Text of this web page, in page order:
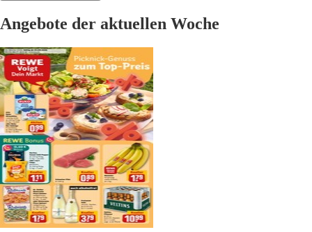
Angebote der aktuellen Woche